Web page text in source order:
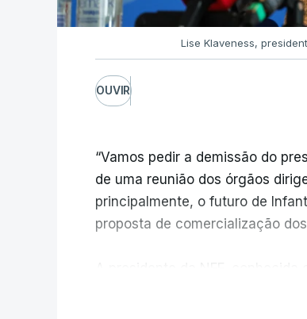
Lise Klaveness,
OUVIR
“Vamos pedir a demissão do
de uma reunião dos órgãos
principalmente, o futuro de
proposta de comercialização
possui a confiança institucional